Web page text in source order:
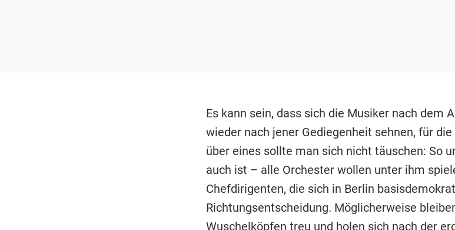
Es kann sein, dass sich die Musiker nach dem
wieder nach jener Gediegenheit sehnen, für
über eines sollte man sich nicht täuschen: So
auch ist – alle Orchester wollen unter ihm
Chefdirigenten, die sich in Berlin
Richtungsentscheidung. Möglicherweise
Wuschelköpfen treu und holen sich nach der